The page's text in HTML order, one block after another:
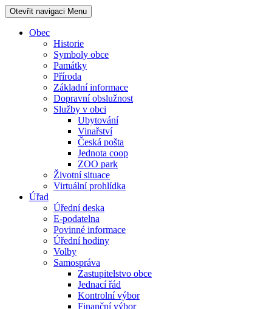
Otevřit navigaci Menu
Obec
Historie
Symboly obce
Památky
Příroda
Základní informace
Dopravní obslužnost
Služby v obci
Ubytování
Vinařství
Česká pošta
Jednota coop
ZOO park
Životní situace
Virtuální prohlídka
Úřad
Úřední deska
E-podatelna
Povinné informace
Úřední hodiny
Volby
Samospráva
Zastupitelstvo obce
Jednací řád
Kontrolní výbor
Finanční výbor